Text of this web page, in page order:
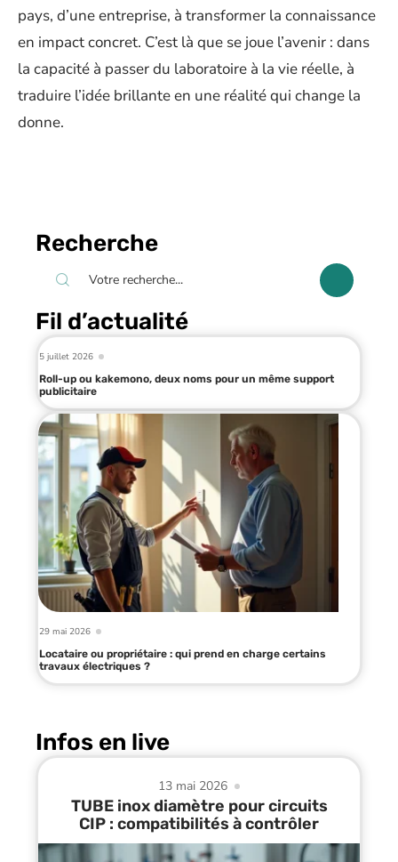
pays, d’une entreprise, à transformer la connaissance
en impact concret. C’est là que se joue l’avenir : dans
la capacité à passer du laboratoire à la vie réelle, à
traduire l’idée brillante en une réalité qui change la
donne.
Recherche
Fil d’actualité
5 juillet 2026
Roll-up ou kakemono, deux noms pour un même support
publicitaire
29 mai 2026
Locataire ou propriétaire : qui prend en charge certains
travaux électriques ?
Infos en live
13 mai 2026
TUBE inox diamètre pour circuits
CIP : compatibilités à contrôler